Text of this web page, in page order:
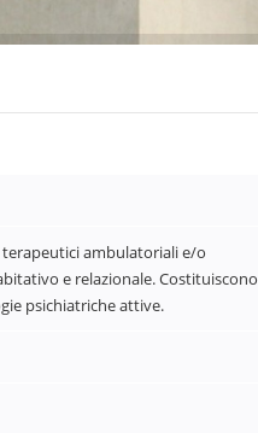
terapeutici ambulatoriali e/o
e relazionale. Costituiscono
psichiatriche attive.